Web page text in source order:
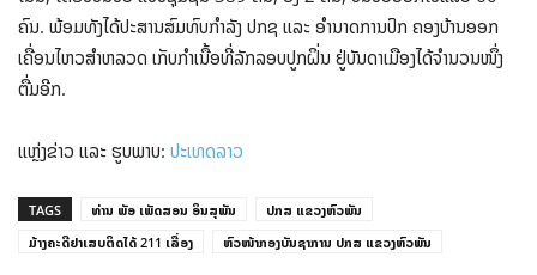
ຄົນ. ພ້ອມທັງໄດ້ປະສານສົມທົບກໍາລັງ ປກຊ ແລະ ອໍານາດການປົກ ຄອງບ້ານອອກ
ເຄື່ອນໄຫວສຳຫລວດ ເກັບກໍາເນື້ອທີ່ລັກລອບປູກຝິ່ນ ຢູ່ບັນດາເມືອງໄດ້ຈໍານວນໜຶ່ງ
ຕື່ມອີກ.
ແຫຼ່ງຂ່າວ ແລະ ຮູບພາບ: ປະເທດລາວ
TAGS ທ່ານ ພັອ ເພັດສອນ ອິນສຸພັນ
ປກສ ແຂວງຫົວພັນ
ມ້າງຄະດີຢາເສບຕິດໄດ້ 211 ເລື່ອງ
ຫົວໜ້າກອງບັນຊາການ ປກສ ແຂວງຫົວພັນ